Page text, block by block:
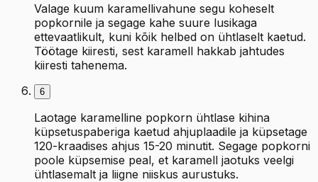
Valage kuum karamellivahune segu koheselt
popkornile ja segage kahe suure lusikaga
ettevaatlikult, kuni kõik helbed on ühtlaselt kaetud.
Töötage kiiresti, sest karamell hakkab jahtudes
kiiresti tahenema.
6
Laotage karamelline popkorn ühtlase kihina
küpsetuspaberiga kaetud ahjuplaadile ja küpsetage
120-kraadises ahjus 15-20 minutit. Segage popkorni
poole küpsemise peal, et karamell jaotuks veelgi
ühtlasemalt ja liigne niiskus aurustuks.